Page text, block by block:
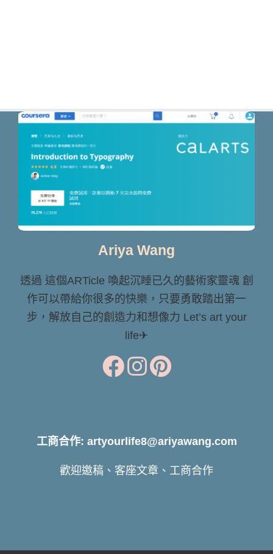
Ariya Wang
透過 這個ARTicle 喚起沉睡已久的藝術家靈魂 創
作可以帶給你很多的快樂，只要勇敢踏出第一
步，解放自己的創造力和想像力 Let’s art your
life✈
工商合作: artyourlife8@ariyawang.com
歡迎邀稿、客座文章、工商合作